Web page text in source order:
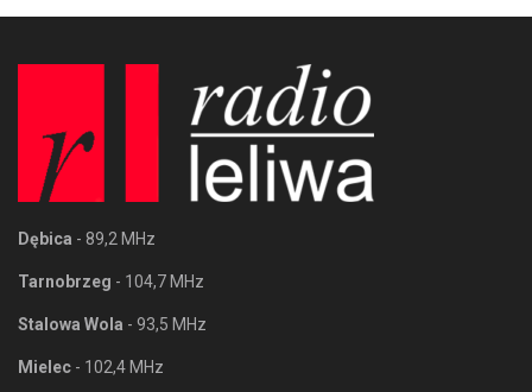
Dębica - 89,2 MHz
Tarnobrzeg - 104,7 MHz
Stalowa Wola - 93,5 MHz
Mielec - 102,4 MHz